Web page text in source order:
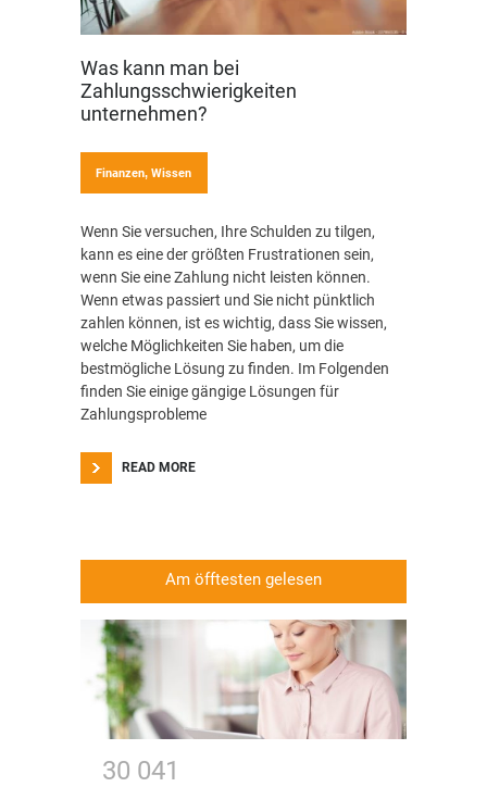
Was kann man bei
Zahlungsschwierigkeiten
unternehmen?
Finanzen, Wissen
Wenn Sie versuchen, Ihre Schulden zu tilgen,
kann es eine der größten Frustrationen sein,
wenn Sie eine Zahlung nicht leisten können.
Wenn etwas passiert und Sie nicht pünktlich
zahlen können, ist es wichtig, dass Sie wissen,
welche Möglichkeiten Sie haben, um die
bestmögliche Lösung zu finden. Im Folgenden
finden Sie einige gängige Lösungen für
Zahlungsprobleme
READ MORE
Am öfftesten gelesen
30 041